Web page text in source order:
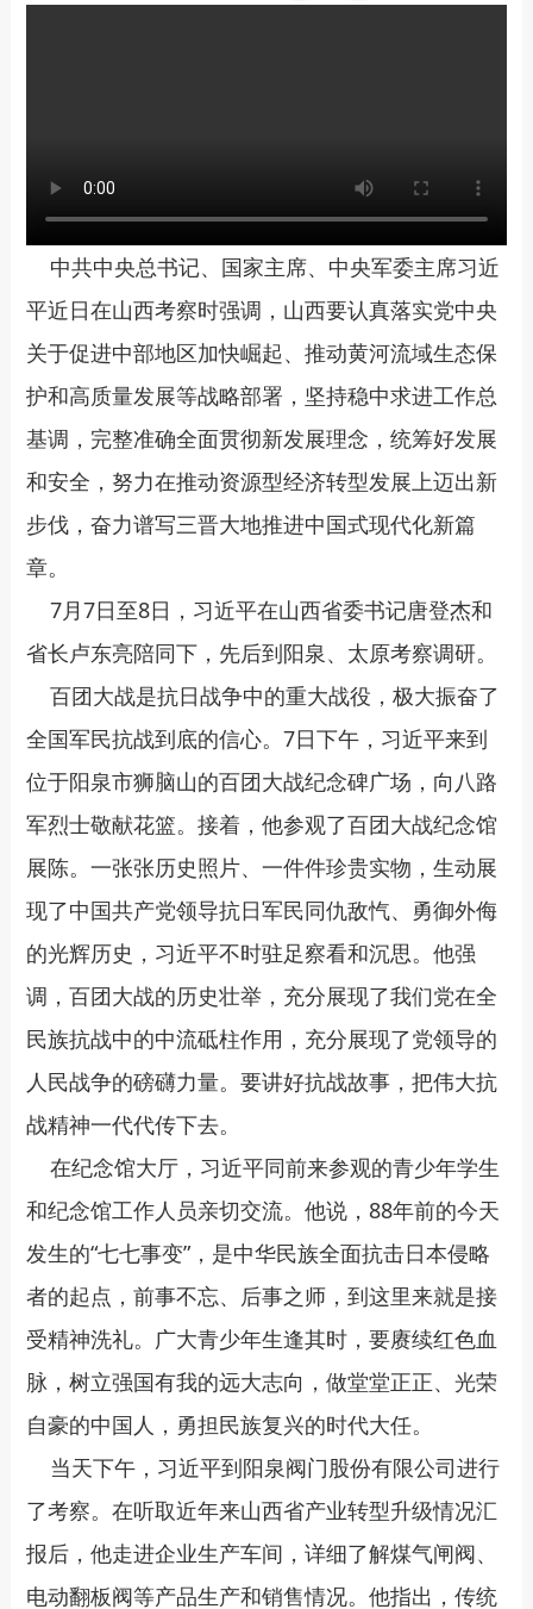
中共中央总书记、国家主席、中央军委主席习近
平近日在山西考察时强调，山西要认真落实党中央
关于促进中部地区加快崛起、推动黄河流域生态保
护和高质量发展等战略部署，坚持稳中求进工作总
基调，完整准确全面贯彻新发展理念，统筹好发展
和安全，努力在推动资源型经济转型发展上迈出新
步伐，奋力谱写三晋大地推进中国式现代化新篇
章。
7月7日至8日，习近平在山西省委书记唐登杰和
省长卢东亮陪同下，先后到阳泉、太原考察调研。
百团大战是抗日战争中的重大战役，极大振奋了
全国军民抗战到底的信心。7日下午，习近平来到
位于阳泉市狮脑山的百团大战纪念碑广场，向八路
军烈士敬献花篮。接着，他参观了百团大战纪念馆
展陈。一张张历史照片、一件件珍贵实物，生动展
现了中国共产党领导抗日军民同仇敌忾、勇御外侮
的光辉历史，习近平不时驻足察看和沉思。他强
调，百团大战的历史壮举，充分展现了我们党在全
民族抗战中的中流砥柱作用，充分展现了党领导的
人民战争的磅礴力量。要讲好抗战故事，把伟大抗
战精神一代代传下去。
在纪念馆大厅，习近平同前来参观的青少年学生
和纪念馆工作人员亲切交流。他说，88年前的今天
发生的“七七事变”，是中华民族全面抗击日本侵略
者的起点，前事不忘、后事之师，到这里来就是接
受精神洗礼。广大青少年生逢其时，要赓续红色血
脉，树立强国有我的远大志向，做堂堂正正、光荣
自豪的中国人，勇担民族复兴的时代大任。
当天下午，习近平到阳泉阀门股份有限公司进行
了考察。在听取近年来山西省产业转型升级情况汇
报后，他走进企业生产车间，详细了解煤气闸阀、
电动翻板阀等产品生产和销售情况。他指出，传统